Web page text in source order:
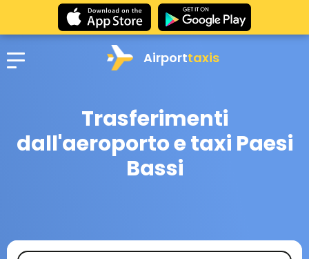
Airporttaxis
Trasferimenti
dall'aeroporto e taxi Paesi
Bassi